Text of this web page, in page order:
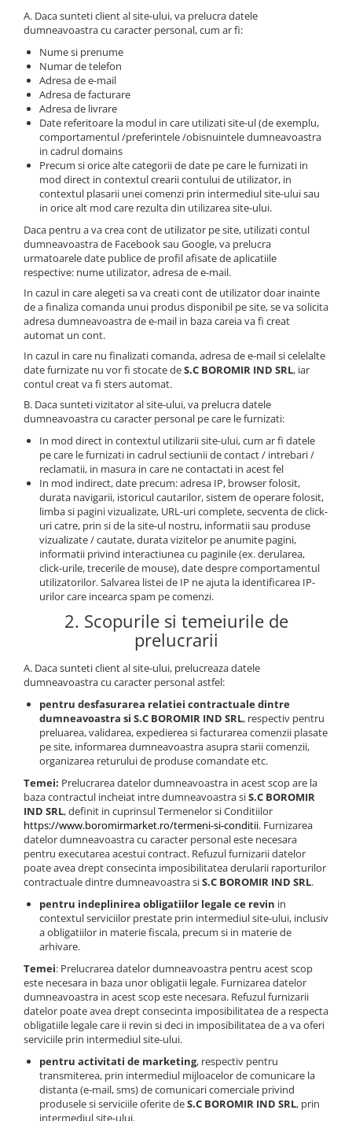
Ciocolata
Salam de biscuiti
Fursecuri
Creme tartinabile
Prajituri artizanale
Fursecuri cu unt
Chec cu iaurt
Chec Ciocco
Chec Glasat
Prajituri
Prajituri Fabrica de Amandine
Rulade
Prajitura ingerilor
Prajituri cu fructe
Prajituri cafea
Prajituri de Craciun
Torturi ambalate
Chec mini
Foietaje
Biscuiti
Turta dulce
Turta dulce cu nuci
Turta dulce de Sibiu
Croissant cu maia
Boromele
Cornulete fragede
Pasca
Pasca Fresh
Cereale
Paine
Paine ambalata
Chifle
Snack-uri sărate
Covrigi cu ulei de masline
Grisine
Crochete
Produse de gătit
Faina
Arpacas si pesmet
Malai
Produse congelate
A. Daca sunteti client al site-ului, va prelucra datele
dumneavoastra cu caracter personal, cum ar fi:
Nume si prenume
Numar de telefon
Adresa de e-mail
Adresa de facturare
Adresa de livrare
Date referitoare la modul in care utilizati site-ul (de exemplu,
comportamentul /preferintele /obisnuintele dumneavoastra
in cadrul domains
Precum si orice alte categorii de date pe care le furnizati in
mod direct in contextul crearii contului de utilizator, in
contextul plasarii unei comenzi prin intermediul site-ului sau
in orice alt mod care rezulta din utilizarea site-ului.
Daca pentru a va crea cont de utilizator pe site, utilizati contul
dumneavoastra de Facebook sau Google, va prelucra
urmatoarele date publice de profil afisate de aplicatiile
respective: nume utilizator, adresa de e-mail.
In cazul in care alegeti sa va creati cont de utilizator doar inainte
de a finaliza comanda unui produs disponibil pe site, se va solicita
adresa dumneavoastra de e-mail in baza careia va fi creat
automat un cont.
In cazul in care nu finalizati comanda, adresa de e-mail si celelalte
date furnizate nu vor fi stocate deS.C BOROMIR IND SRL, iar
contul creat va fi sters automat.
B. Daca sunteti vizitator al site-ului, va prelucra datele
dumneavoastra cu caracter personal pe care le furnizati:
In mod direct in contextul utilizarii site-ului, cum ar fi datele
pe care le furnizati in cadrul sectiunii de contact / intrebari /
reclamatii, in masura in care ne contactati in acest fel
In mod indirect, date precum: adresa IP, browser folosit,
durata navigarii, istoricul cautarilor, sistem de operare folosit,
limba si pagini vizualizate, URL-uri complete, secventa de click-
uri catre, prin si de la site-ul nostru, informatii sau produse
vizualizate / cautate, durata vizitelor pe anumite pagini,
informatii privind interactiunea cu paginile (ex. derularea,
click-urile, trecerile de mouse), date despre comportamentul
utilizatorilor. Salvarea listei de IP ne ajuta la identificarea IP-
urilor care incearca spam pe comenzi.
2. Scopurile si temeiurile de
prelucrarii
A. Daca sunteti client al site-ului, prelucreaza datele
dumneavoastra cu caracter personal astfel:
pentru desfasurarea relatiei contractuale dintre
dumneavoastra si S.C BOROMIR IND SRL, respectiv pentru
preluarea, validarea, expedierea si facturarea comenzii plasate
pe site, informarea dumneavoastra asupra starii comenzii,
organizarea returului de produse comandate etc.
Temei: Prelucrarea datelor dumneavoastra in acest scop are la
baza contractul incheiat intre dumneavoastra siS.C BOROMIR
IND SRL, definit in cuprinsul Termenelor si Conditiilor
https://www.boromirmarket.ro/termeni-si-conditii. Furnizarea
datelor dumneavoastra cu caracter personal este necesara
pentru executarea acestui contract. Refuzul furnizarii datelor
poate avea drept consecinta imposibilitatea derularii raporturilor
contractuale dintre dumneavoastra siS.C BOROMIR IND SRL.
pentru indeplinirea obligatiilor legale ce revin in
contextul serviciilor prestate prin intermediul site-ului, inclusiv
a obligatiilor in materie fiscala, precum si in materie de
arhivare.
Temei: Prelucrarea datelor dumneavoastra pentru acest scop
este necesara in baza unor obligatii legale. Furnizarea datelor
dumneavoastra in acest scop este necesara. Refuzul furnizarii
datelor poate avea drept consecinta imposibilitatea de a respecta
obligatiile legale care ii revin si deci in imposibilitatea de a va oferi
serviciile prin intermediul site-ului.
pentru activitati de marketing, respectiv pentru
transmiterea, prin intermediul mijloacelor de comunicare la
distanta (e-mail, sms) de comunicari comerciale privind
produsele si serviciile oferite deS.C BOROMIR IND SRL, prin
intermediul site-ului.